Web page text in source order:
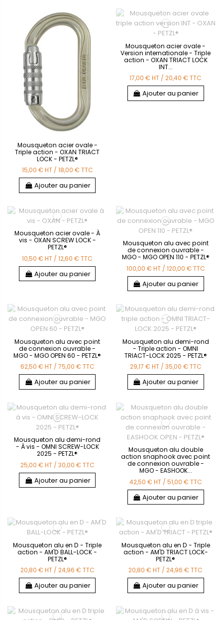
Mousqueton acier ovale -
Triple action - OXAN TRIACT
LOCK - PETZL®
15,00 €HT / 18,00 €TTC
Ajouter au panier
Mousqueton acier ovale -
Version internationale - Triple
action - OXAN TRIACT LOCK
INT...
17,00 €HT /20,40 €TTC
Ajouter au panier
Mousqueton acier ovale - À
vis - OXAN SCREW LOCK -
PETZL®
10,50 €HT /12,60 €TTC
Ajouter au panier
Mousqueton alu avec point
de connexion ouvrable -
MGO - MGO OPEN 110 - PETZL®
100,00 €HT / 120,00 €TTC
Ajouter au panier
Mousqueton alu avec point
de connexion ouvrable -
MGO - MGO OPEN 60 - PETZL®
62,50 €HT / 75,00 €TTC
Ajouter au panier
Mousqueton alu demi-rond
- Triple action - OMNI
TRIACT-LOCK 2025 - PETZL®
29,17 €HT / 35,00 €TTC
Ajouter au panier
Mousqueton alu demi-rond
- À vis - OMNI SCREW-LOCK
2025 - PETZL®
25,00 €HT / 30,00 €TTC
Ajouter au panier
Mousqueton alu double
action snaphook avec point
de connexion ouvrable -
MGO - EASHOOK...
42,50 €HT / 51,00 €TTC
Ajouter au panier
Mousqueton alu en D - Triple
action - AM'D BALL-LOCK -
PETZL®
20,80 €HT / 24,96 €TTC
Ajouter au panier
Mousqueton alu en D - Triple
action - AM'D TRIACT LOCK-
PETZL®
20,80 €HT /24,96 €TTC
Ajouter au panier